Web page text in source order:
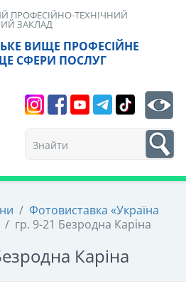
ВИЩЕ ПРОФЕСІЙНЕ
СФЕРИ ПОСЛУГ
ПРОФЕСІЙНО-ТЕХНІЧНИЙ
ЗАКЛАД
1
/ Фотовиставка «Україна
/ гр. 9-21 Безродна Каріна
Каріна